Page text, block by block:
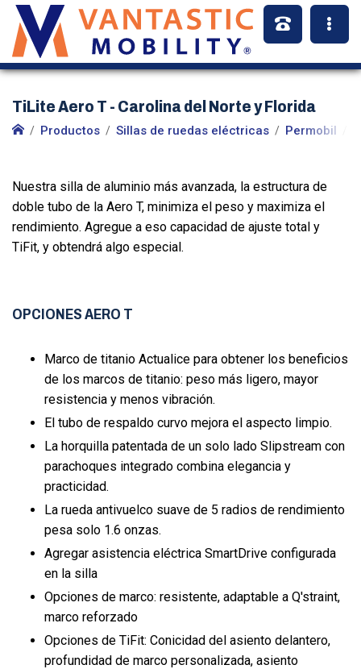
TiLite Aero T - Carolina del Norte y Florida
Productos Sillas de ruedas eléctricas Permobil
Nuestra silla de aluminio más avanzada, la estructura de
doble tubo de la Aero T, minimiza el peso y maximiza el
rendimiento. Agregue a eso capacidad de ajuste total y
TiFit, y obtendrá algo especial.
OPCIONES AERO T
Marco de titanio Actualice para obtener los beneficios
de los marcos de titanio: peso más ligero, mayor
resistencia y menos vibración.
El tubo de respaldo curvo mejora el aspecto limpio.
La horquilla patentada de un solo lado Slipstream con
parachoques integrado combina elegancia y
practicidad.
La rueda antivuelco suave de 5 radios de rendimiento
pesa solo 1.6 onzas.
Agregar asistencia eléctrica SmartDrive configurada
en la silla
Opciones de marco: resistente, adaptable a Q'straint,
marco reforzado
Opciones de TiFit: Conicidad del asiento delantero,
profundidad de marco personalizada, asiento